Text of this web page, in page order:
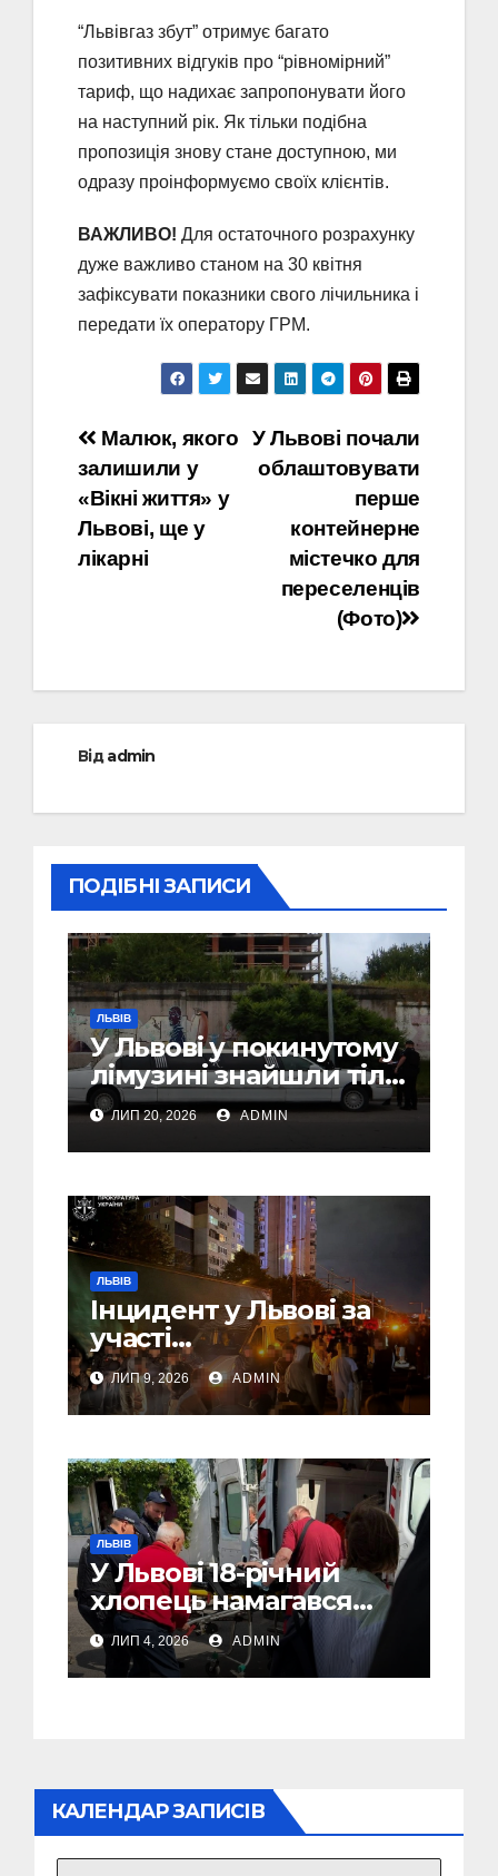
“Львівгаз збут” отримує багато
позитивних відгуків про “рівномірний”
тариф, що надихає запропонувати його
на наступний рік. Як тільки подібна
пропозиція знову стане доступною, ми
одразу проінформуємо своїх клієнтів.
ВАЖЛИВО! Для остаточного розрахунку
дуже важливо станом на 30 квітня
зафіксувати показники свого лічильника і
передати їх оператору ГРМ.
Навігація
записів
У Львові почали
облаштовувати
перше
контейнерне
містечко для
переселенців
(Фото)
Малюк, якого
залишили у
«Вікні життя» у
Львові, ще у
лікарні
Відadmin
ПОДІБНІ ЗАПИСИ
ЛЬВІВ
У Львові у покинутому
лімузині знайшли тіло
46-річного чоловіка
ЛИП 20, 2026 ADMIN
ЛЬВІВ
Інцидент у Львові за
участі
військовослужбовців,
поліції та цивільних:
розпочато
Відео)
ЛИП 9, 2026 ADMIN
ЛЬВІВ
У Львові 18-річний
хлопець намагався
вчинити самогубство
ЛИП 4, 2026 ADMIN
КАЛЕНДАР ЗАПИСІВ